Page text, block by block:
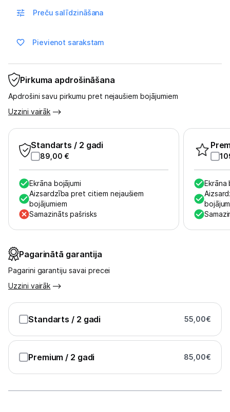
Preču salīdzināšana
Pievienot sarakstam
Pirkuma apdrošināšana
Apdrošini savu pirkumu pret nejaušiem bojājumiem
Uzzini vairāk
Standarts / 2 gadi
89,00 €
Ekrāna bojājumi
Aizsardzība pret citiem nejaušiem
bojājumiem
Samazināts pašrisks
Ekrāna
Pagarinātā garantija
Pagarini garantiju savai precei
Uzzini vairāk
Standarts / 2 gadi 55,00€
Premium / 2 gadi 85,00€